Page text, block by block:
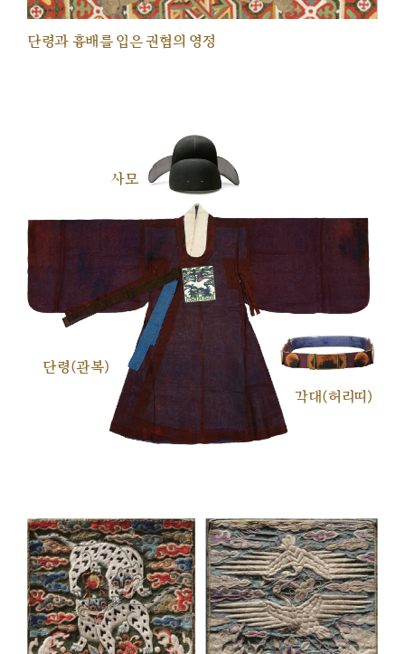
단령과 흉배를 입은 권협의 영정
사모
단령(관복)
각대(허리띠)